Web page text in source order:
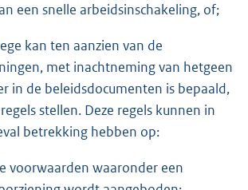
een snelle arbeidsinschakeling, of;
kan ten aanzien van de
met inachtneming van hetgeen
in de beleidsdocumenten is bepaald,
stellen. Deze regels kunnen in
betrekking hebben op:
voorwaarden waaronder een